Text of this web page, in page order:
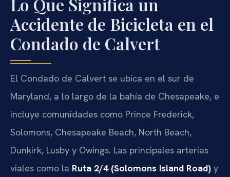
Lo Que Significa un
Accidente de Bicicleta en el
Condado de Calvert
El Condado de Calvert se ubica en el sur de
Maryland, a lo largo de la bahía de Chesapeake, e
incluye comunidades como Prince Frederick,
Solomons, Chesapeake Beach, North Beach,
Dunkirk, Lusby y Owings. Las principales arterias
viales como la Ruta 2/4 (Solomons Island Road) y